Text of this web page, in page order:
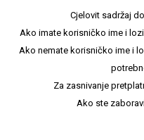
Cjelovit sadržaj
Ako imate korisničko ime i
Ako nemate korisničko ime i
Za zasnivanje
Ako ste